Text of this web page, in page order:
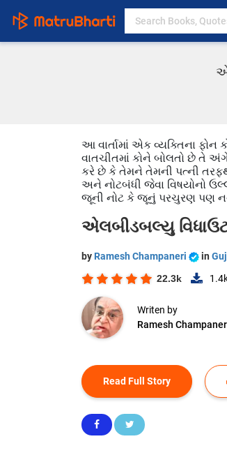
આ વાર્તામાં એક વ્યક્તિના ફોન
વાતચીતમાં કોને બોલતો છે તે
કરે છે કે તેમને તેમની પત્ની
અને નોટબંધી જેવા વિષયોનો
જૂની નોટ કે જૂનું પરચુરણ પણ
એલબીડબલ્યુ
by Ramesh Champaneri in
22.3k
Writen by
Ramesh
Read Full Story